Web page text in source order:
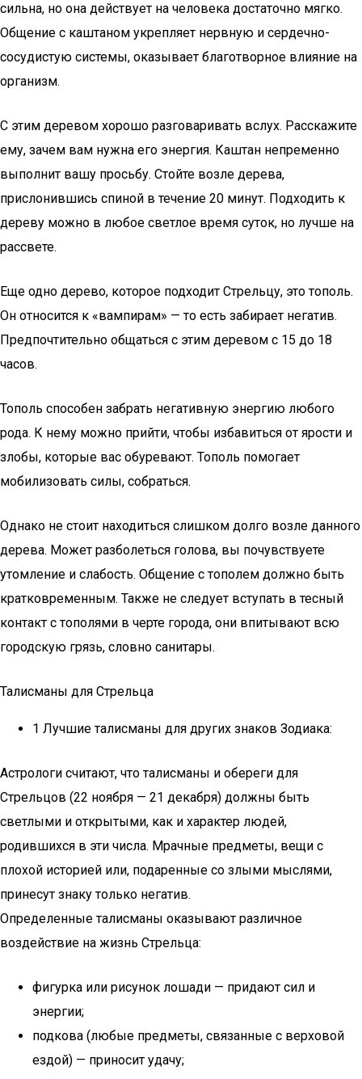
сильна, но она действует на человека достаточно мягко.
Общение с каштаном укрепляет нервную и сердечно-
сосудистую системы, оказывает благотворное влияние на
организм.
С этим деревом хорошо разговаривать вслух. Расскажите
ему, зачем вам нужна его энергия. Каштан непременно
выполнит вашу просьбу. Стойте возле дерева,
прислонившись спиной в течение 20 минут. Подходить к
дереву можно в любое светлое время суток, но лучше на
рассвете.
Еще одно дерево, которое подходит Стрельцу, это тополь.
Он относится к «вампирам» — то есть забирает негатив.
Предпочтительно общаться с этим деревом с 15 до 18
часов.
Тополь способен забрать негативную энергию любого
рода. К нему можно прийти, чтобы избавиться от ярости и
злобы, которые вас обуревают. Тополь помогает
мобилизовать силы, собраться.
Однако не стоит находиться слишком долго возле данного
дерева. Может разболеться голова, вы почувствуете
утомление и слабость. Общение с тополем должно быть
кратковременным. Также не следует вступать в тесный
контакт с тополями в черте города, они впитывают всю
городскую грязь, словно санитары.
Талисманы для Стрельца
1 Лучшие талисманы для других знаков Зодиака:
Астрологи считают, что талисманы и обереги для
Стрельцов (22 ноября — 21 декабря) должны быть
светлыми и открытыми, как и характер людей,
родившихся в эти числа. Мрачные предметы, вещи с
плохой историей или, подаренные со злыми мыслями,
принесут знаку только негатив.
Определенные талисманы оказывают различное
воздействие на жизнь Стрельца:
фигурка или рисунок лошади — придают сил и
энергии;
подкова (любые предметы, связанные с верховой
ездой) — приносит удачу;